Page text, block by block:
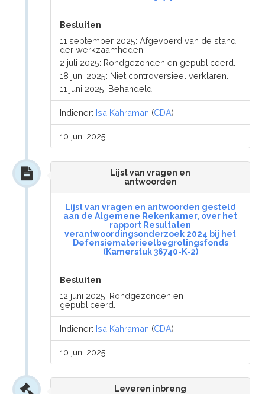
Besluiten
11 september 2025: Afgevoerd van de stand
der werkzaamheden.
2 juli 2025: Rondgezonden en gepubliceerd.
18 juni 2025: Niet controversieel verklaren.
11 juni 2025: Behandeld.
Indiener: Isa Kahraman (CDA)
10 juni 2025
Lijst van vragen en
antwoorden
Lijst van vragen en antwoorden gesteld
aan de Algemene Rekenkamer, over het
rapport Resultaten
verantwoordingsonderzoek 2024 bij het
Defensiematerieelbegrotingsfonds
(Kamerstuk 36740-K-2)
Besluiten
12 juni 2025: Rondgezonden en
gepubliceerd.
Indiener: Isa Kahraman (CDA)
10 juni 2025
Leveren inbreng